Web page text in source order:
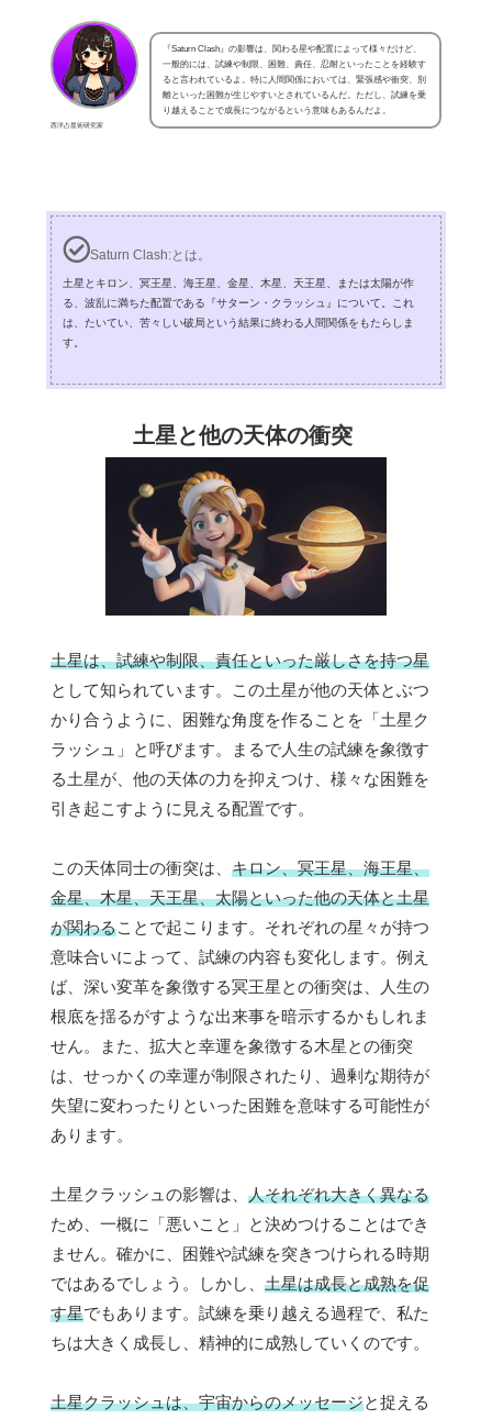
西洋占星術研究家
『Saturn Clash』の影響は、関わる星や配置によって様々だけど、
一般的には、試練や制限、困難、責任、忍耐といったことを経験す
ると言われているよ。特に人間関係においては、緊張感や衝突、別
離といった困難が生じやすいとされているんだ。ただし、試練を乗
り越えることで成長につながるという意味もあるんだよ。
Saturn Clash:とは。
土星とキロン、冥王星、海王星、金星、木星、天王星、または太陽が作
る、波乱に満ちた配置である『サターン・クラッシュ』について。これ
は、たいてい、苦々しい破局という結果に終わる人間関係をもたらしま
す。
土星と他の天体の衝突
土星は、試練や制限、責任といった厳しさを持つ星
として知られています。この土星が他の天体とぶつ
かり合うように、困難な角度を作ることを「土星ク
ラッシュ」と呼びます。まるで人生の試練を象徴す
る土星が、他の天体の力を抑えつけ、様々な困難を
引き起こすように見える配置です。
この天体同士の衝突は、 キロン、冥王星、海王星、
金星、木星、天王星、太陽といった他の天体と土星
が関わることで起こります。それぞれの星々が持つ
意味合いによって、試練の内容も変化します。例え
ば、深い変革を象徴する冥王星との衝突は、人生の
根底を揺るがすような出来事を暗示するかもしれま
せん。また、拡大と幸運を象徴する木星との衝突
は、せっかくの幸運が制限されたり、過剰な期待が
失望に変わったりといった困難を意味する可能性が
あります。
土星クラッシュの影響は、 人それぞれ大きく異なる
ため、一概に「悪いこと」と決めつけることはでき
ません。確かに、困難や試練を突きつけられる時期
ではあるでしょう。しかし、 土星は成長と成熟を促
す星でもあります。試練を乗り越える過程で、私た
ちは大きく成長し、精神的に成熟していくのです。
土星クラッシュは、宇宙からのメッセージと捉える